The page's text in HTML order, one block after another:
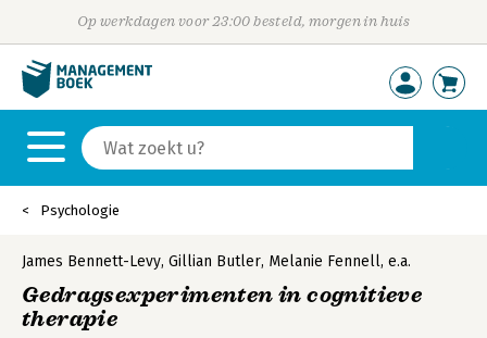
Op werkdagen voor 23:00 besteld, morgen in huis
Psychologie
James Bennett-Levy, Gillian Butler, Melanie Fennell, e.a.
Gedragsexperimenten in cognitieve
therapie